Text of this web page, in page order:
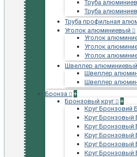
Труба
Труба
Труба профильная
Уголок алюминиевый
Уголок
Уголок
Уголок
Швеллер алюминиевый
Швеллер
Швеллер
Бронза
+
Бронзовый круг
+
Круг Бронзовий
Круг
Круг
Круг Бронзовый
Круг
Круг Бронзовый